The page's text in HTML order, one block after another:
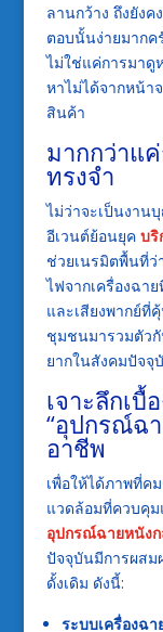
ลานกว้าง ถึงยัง
ตอบนั้นง่ายมากค
ไม่ใช่แค่การมาดู
หาไม่ได้จากหน้า
สินค้า
มากกว่าแ
ทรงจำ
ไม่ว่าจะเป็นงาน
อีเวนต์ย้อนยุค บริ
ช่วยเนรมิตพื้นที่ว่
ไฟจากเครื่องฉา
และเสียงพากย์ที่
ชุมชนมารวมตัว
ยากในสังคมปัจจุ
เจาะลึกเ
“อุปกรณ์ฉ
อาชีพ
เพื่อให้ได้ภาพที่ค
แวดล้อมที่ควบคุม
อุปกรณ์ฉายหนังก
ปัจจุบันมีการผสม
ดั้งเดิม ดังนี้:
ระบบเครื่องฉ